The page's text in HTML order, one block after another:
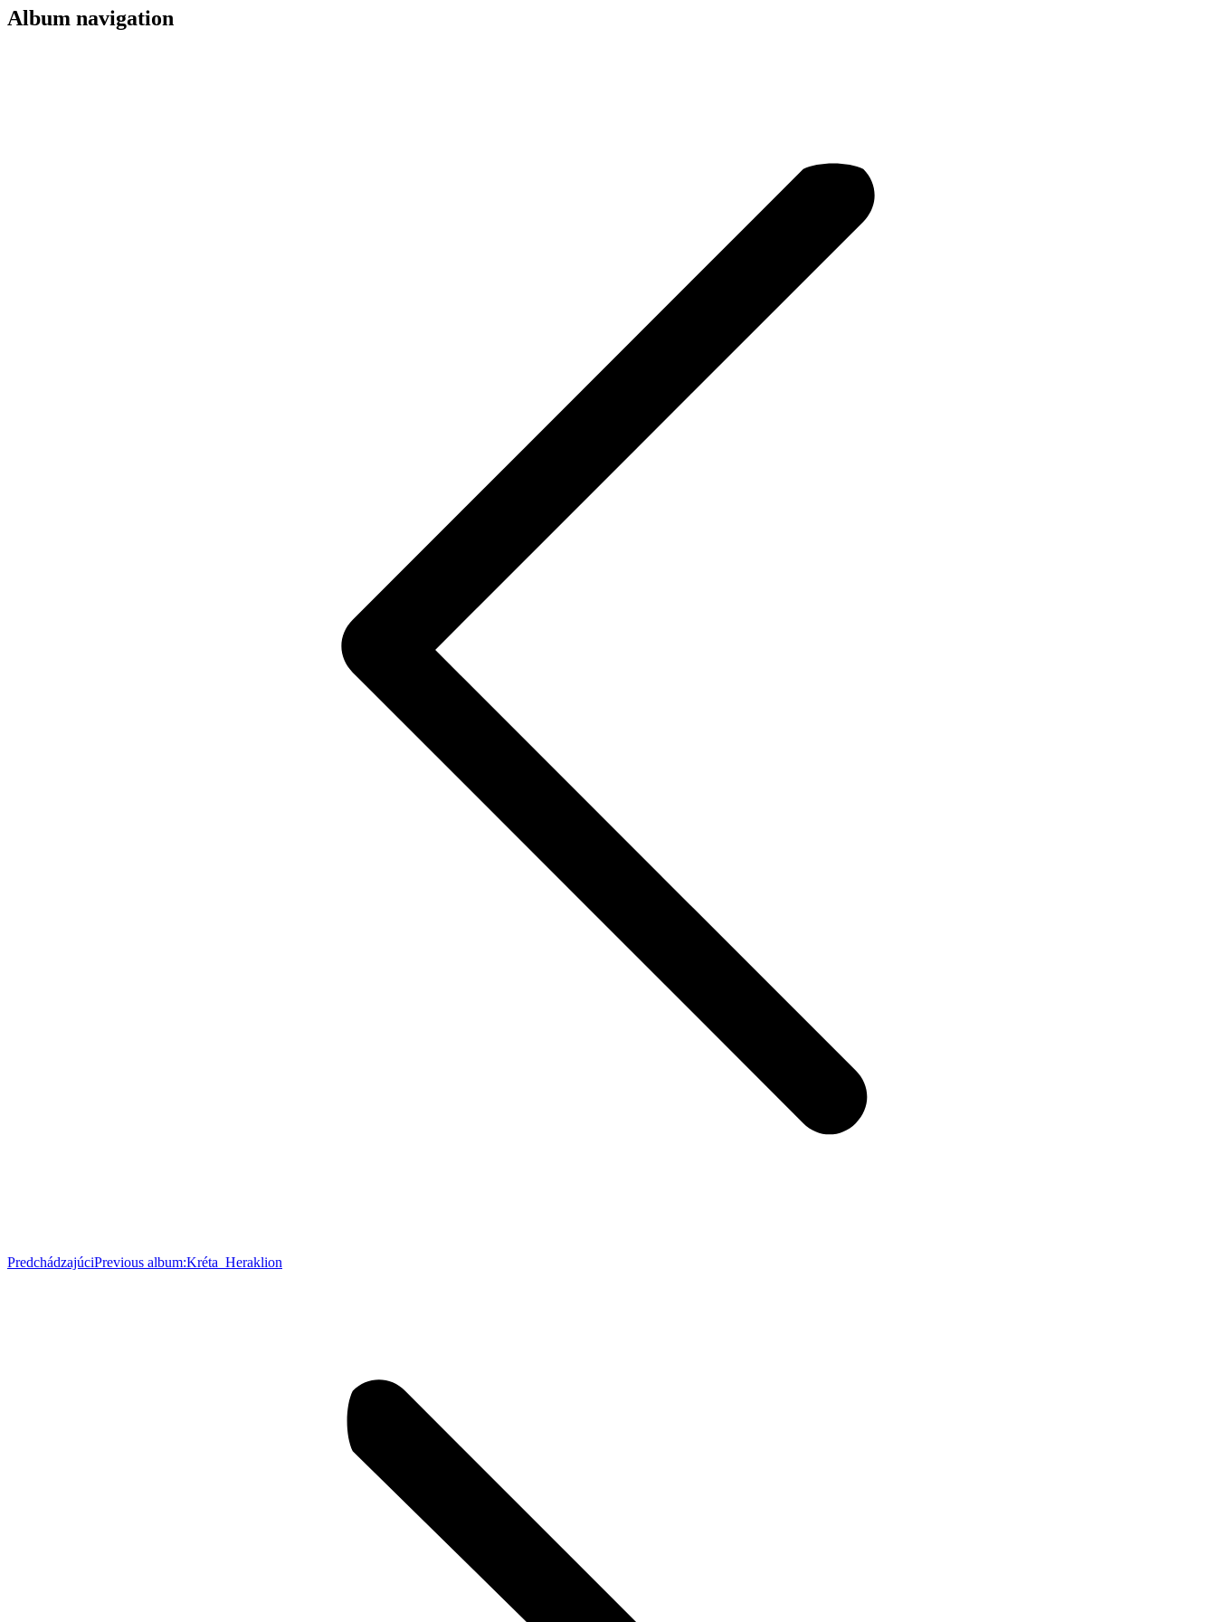
Album navigation
PredchádzajúciPrevious album:Kréta_Heraklion